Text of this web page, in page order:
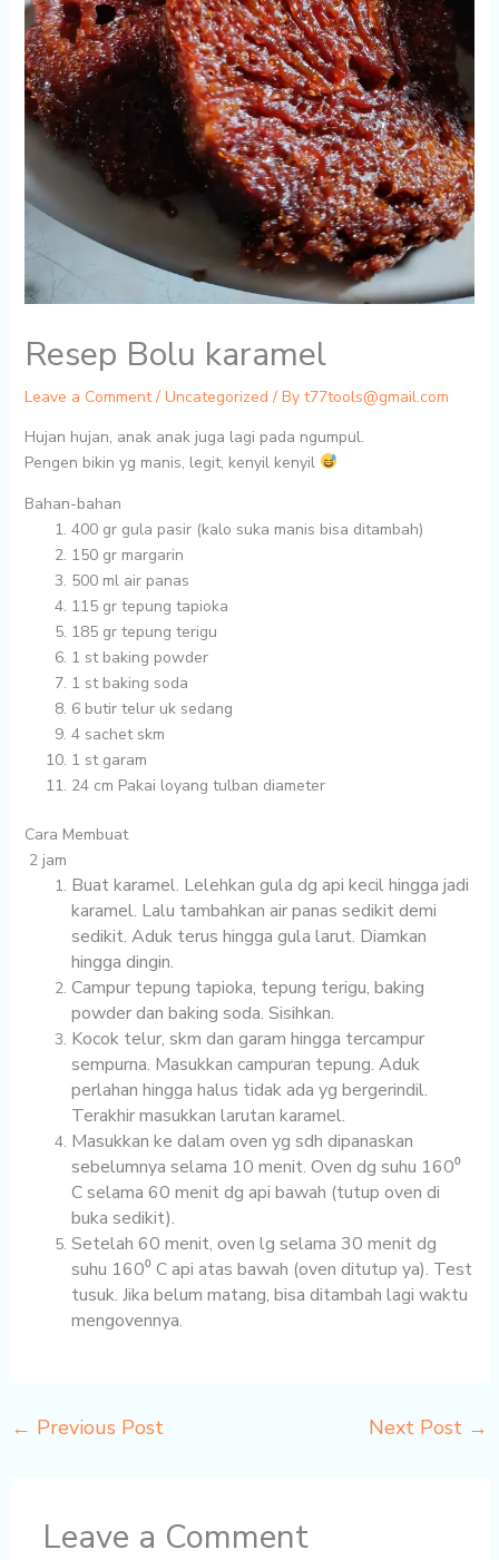
Resep Bolu karamel
Leave a Comment / Uncategorized / By t77tools@gmail.com
Hujan hujan, anak anak juga lagi pada ngumpul.
Pengen bikin yg manis, legit, kenyil kenyil
Bahan-bahan
400 grgula pasir (kalo suka manis bisa ditambah)
150 grmargarin
500 mlair panas
115 grtepung tapioka
185 grtepung terigu
1 stbaking powder
1 stbaking soda
6 butirtelur uk sedang
4 sachetskm
1 stgaram
24 cm Pakai loyang tulban diameter
Cara Membuat
2 jam
Buat karamel. Lelehkan gula dg api kecil hingga jadi
karamel. Lalu tambahkan air panas sedikit demi
sedikit. Aduk terus hingga gula larut. Diamkan
hingga dingin.
Campur tepung tapioka, tepung terigu, baking
powder dan baking soda. Sisihkan.
Kocok telur, skm dan garam hingga tercampur
sempurna. Masukkan campuran tepung. Aduk
perlahan hingga halus tidak ada yg bergerindil.
Terakhir masukkan larutan karamel.
Masukkan ke dalam oven yg sdh dipanaskan
sebelumnya selama 10 menit. Oven dg suhu 160⁰
C selama 60 menit dg api bawah (tutup oven di
buka sedikit).
Setelah 60 menit, oven lg selama 30 menit dg
suhu 160⁰ C api atas bawah (oven ditutup ya). Test
tusuk. Jika belum matang, bisa ditambah lagi waktu
mengovennya.
← Previous Post Next Post →
Leave a Comment